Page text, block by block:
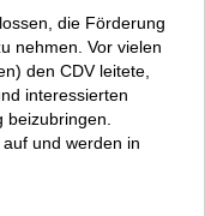
die Förderung
nehmen. Vor vielen
den CDV leitete,
interessierten
und werden in